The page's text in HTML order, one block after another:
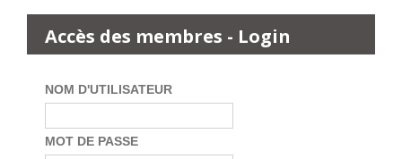
Accès des membres - Login
NOM D'UTILISATEUR
MOT DE PASSE